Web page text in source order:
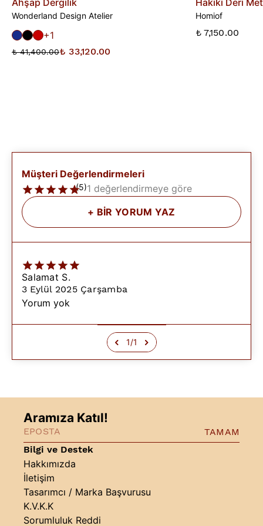
Ahşap Dergilik
Wonderland Design Atelier
+1
₺ 41,400.00₺ 33,120.00
Hakiki Deri
Homiof
₺ 7,150.00
Müşteri Değerlendirmeleri
(5)1 değerlendirmeye göre
+ BİR YORUM YAZ
Salamat S.
3 Eylül 2025 Çarşamba
Yorum yok
1/1
Bilgi ve Destek
Hakkımızda
İletişim
Tasarımcı / Marka Başvurusu
K.V.K.K
Sorumluluk Reddi
Aramıza Katıl!
TAMAM